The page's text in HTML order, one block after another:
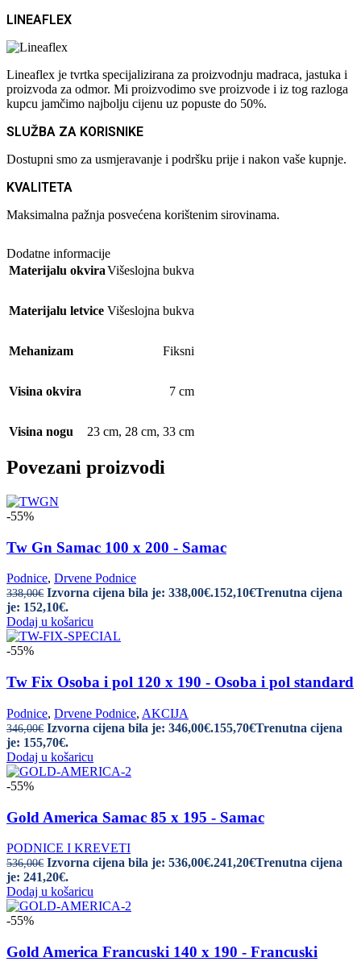
LINEAFLEX
Lineaflex je tvrtka specijalizirana za proizvodnju madraca, jastuka i
proizvoda za odmor. Mi proizvodimo sve proizvode i iz tog razloga
kupcu jamčimo najbolju cijenu uz popuste do 50%.
SLUŽBA ZA KORISNIKE
Dostupni smo za usmjeravanje i podršku prije i nakon vaše kupnje.
KVALITETA
Maksimalna pažnja posvećena korištenim sirovinama.
Dodatne informacije
Materijalu okviraVišeslojna bukva
Materijalu letvice Višeslojna bukva
Mehanizam Fiksni
Visina okvira 7 cm
Visina nogu 23 cm, 28 cm, 33 cm
Povezani proizvodi
-55%
Tw Gn Samac 100 x 200 - Samac
Podnice, Drvene Podnice
338,00€ Izvorna cijena bila je: 338,00€.152,10€Trenutna cijena
je: 152,10€.
Dodaj u košaricu
-55%
Tw Fix Osoba i pol 120 x 190 - Osoba i pol standard
Podnice, Drvene Podnice, AKCIJA
346,00€ Izvorna cijena bila je: 346,00€.155,70€Trenutna cijena
je: 155,70€.
Dodaj u košaricu
-55%
Gold America Samac 85 x 195 - Samac
PODNICE I KREVETI
536,00€ Izvorna cijena bila je: 536,00€.241,20€Trenutna cijena
je: 241,20€.
Dodaj u košaricu
-55%
Gold America Francuski 140 x 190 - Francuski